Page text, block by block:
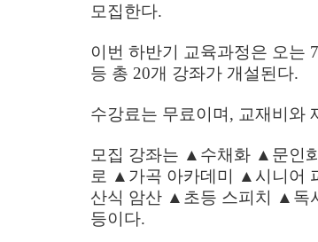
모집한다.
이번 하반기 교육과정은 오는 7
등 총 20개 강좌가 개설된다.
수강료는 무료이며, 교재비와
모집 강좌는 ▲ 수채화 ▲ 문인
로 ▲ 가곡 아카데미 ▲ 시니어
산식 암산 ▲ 초등 스피치 ▲ 독
등이다.